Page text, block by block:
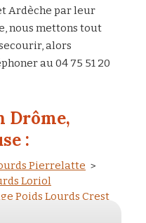
Ardèche par leur
nous mettons tout
alors
au 04 75 51 20
Drôme,
:
Pierrelatte
Loriol
Poids Lourds Crest
>